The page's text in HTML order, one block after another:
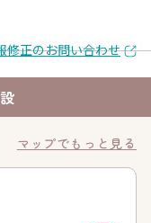
修正のお問い合わせ
マップでもっと見る